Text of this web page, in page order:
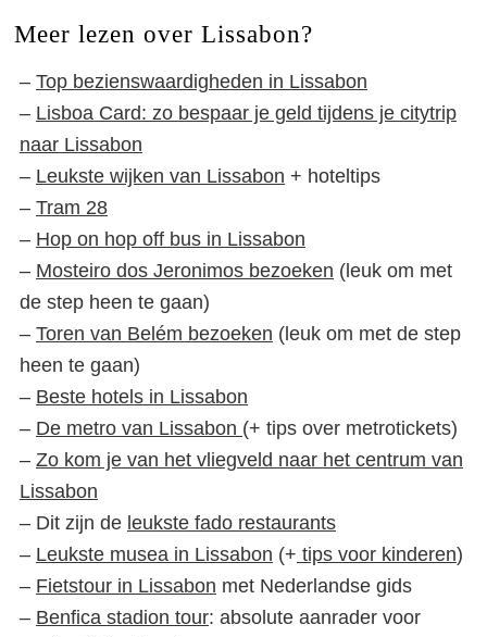
Meer lezen over Lissabon?
– Top bezienswaardigheden in Lissabon
– Lisboa Card: zo bespaar je geld tijdens je citytrip
naar Lissabon
– Leukste wijken van Lissabon + hoteltips
– Tram 28
– Hop on hop off bus in Lissabon
– Mosteiro dos Jeronimos bezoeken (leuk om met
de step heen te gaan)
– Toren van Belém bezoeken (leuk om met de step
heen te gaan)
– Beste hotels in Lissabon
– De metro van Lissabon (+ tips over metrotickets)
– Zo kom je van het vliegveld naar het centrum van
Lissabon
– Dit zijn de leukste fado restaurants
– Leukste musea in Lissabon (+ tips voor kinderen)
– Fietstour in Lissabon met Nederlandse gids
– Benfica stadion tour: absolute aanrader voor